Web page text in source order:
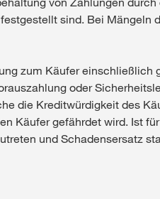
sind. Bei Mängeln
zum Käufer einschließlich
oder
die Kreditwürdigkeit des
Käufer gefährdet wird. Ist
und Schadensersatz